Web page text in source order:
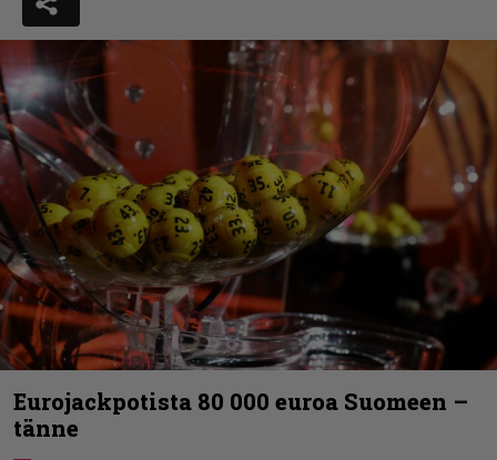
Eurojackpotista 80 000 euroa Suomeen –
tänne